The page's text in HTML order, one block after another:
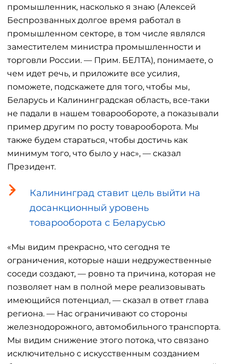
промышленник, насколько я знаю (Алексей
Беспрозванных долгое время работал в
промышленном секторе, в том числе являлся
заместителем министра промышленности и
торговли России. — Прим. БЕЛТА), понимаете, о
чем идет речь, и приложите все усилия,
поможете, подскажете для того, чтобы мы,
Беларусь и Калининградская область, все-таки
не падали в нашем товарообороте, а показывали
пример другим по росту товарооборота. Мы
также будем стараться, чтобы достичь как
минимум того, что было у нас», — сказал
Президент.
Калининград ставит цель выйти на
досанкционный уровень
товарооборота с Беларусью
«Мы видим прекрасно, что сегодня те
ограничения, которые наши недружественные
соседи создают, — ровно та причина, которая не
позволяет нам в полной мере реализовывать
имеющийся потенциал, — сказал в ответ глава
региона. — Нас ограничивают со стороны
железнодорожного, автомобильного транспорта.
Мы видим снижение этого потока, что связано
исключительно с искусственным созданием